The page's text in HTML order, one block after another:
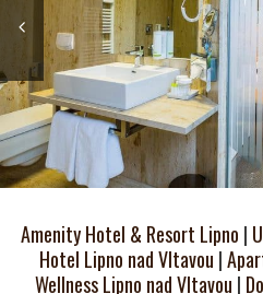
Amenity Hotel & Resort Lipno |
Hotel Lipno nad Vltavou |
Wellness Lipno nad Vltavou |